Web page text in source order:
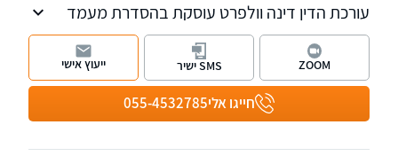
עורכת הדין דינה וולפרט עוסקת בהסדרת מעמד
אזרחי בישראל, לרבות ייצוג בהליכי ערר על
החלטות משרד הפנים, אזרחות ישראלית, הסדרת
מעמד לבן זוג זר, אשרת עולה, אשרת ביקור, היתרי
עבודה ועוד.
חייגו אלי055-4532785
ZOOM SMS ישיר ייעוץ אישי